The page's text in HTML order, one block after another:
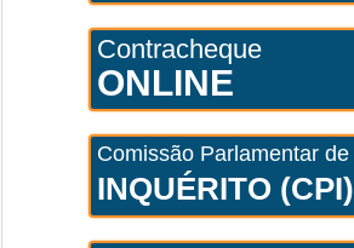
Contracheque
ONLINE
Comissão Parlamentar de
INQUÉRITO (CPI)